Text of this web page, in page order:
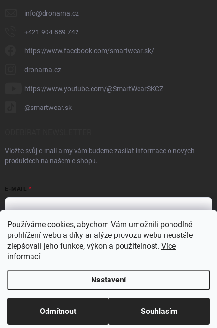
Používáme cookies, abychom Vám umožnili pohodlné
prohlížení webu a díky analýze provozu webu neustále
zlepšovali jeho funkce, výkon a použitelnost. Více
informací
Nastavení
Odmítnout Souhlasím
info@dronarna.cz
+421 904 889 742
https://www.facebook.com/smartwear.sk/
dronarna.cz
https://www.youtube.com/@SmartWearSKCZ
@smartwear.sk
Vložte svůj e-mail a my vám budeme zasílat informace o nových
produktech na našem e-shopu.
E-MAIL
Vložením e-mailu souhlasíte spodmínkami ochrany osobních údajů
Přihlásit se
Vytvořil Shoptet
Copyright 2026Dronárna - Eshop. Všechna práva vyhrazena.Upravit